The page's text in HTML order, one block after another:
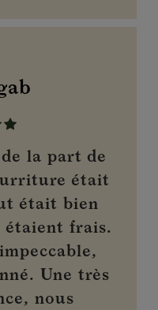
la part de
était
était bien
étaient frais.
Une très
nous